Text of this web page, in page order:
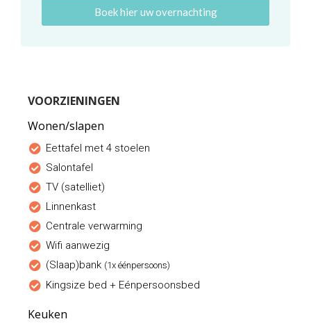
Boek hier uw overnachting
VOORZIENINGEN
Wonen/slapen
Eettafel met 4 stoelen
Salontafel
TV (satelliet)
Linnenkast
Centrale verwarming
Wifi aanwezig
(Slaap)bank (1x éénpersoons)
Kingsize bed + Eénpersoonsbed
Keuken